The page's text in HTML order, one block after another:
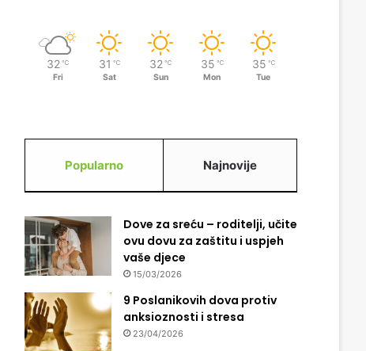
32 ℃
Fri
31 ℃
Sat
32 ℃
Sun
35 ℃
Mon
35 ℃
Tue
Popularno Najnovije
Dove za sreću – roditelji, učite
ovu dovu za zaštitu i uspjeh
vaše djece
15/03/2026
9 Poslanikovih dova protiv
anksioznosti i stresa
23/04/2026